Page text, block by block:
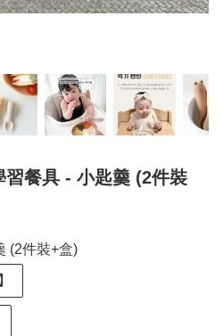
餐具 - 小匙羹 (2件裝
(2件裝+盒)